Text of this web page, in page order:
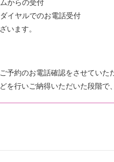
からの受付
イヤルでのお電話受付
います。
予約のお電話確認をさせていた
を行いご納得いただいた段階で